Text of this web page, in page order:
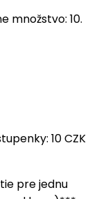
množstvo: 10.
10 CZK
pre jednu